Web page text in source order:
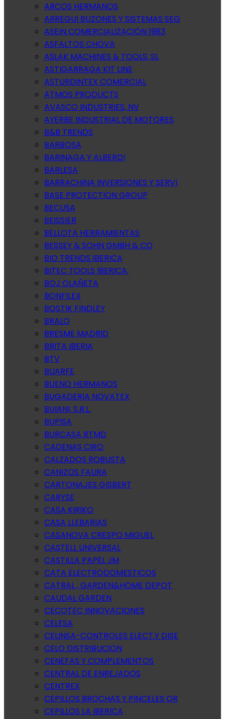
ARCOS HERMANOS
ARREGUI BUZONES Y SISTEMAS SEG
ASEIN COMERCIALIZACIÓN 1983
ASFALTOS CHOVA
ASLAK MACHINES & TOOLS, SL
ASTIGARRAGA KIT LINE
ASTURDINTEX COMERCIAL
ATMOS PRODUCTS
AVASCO INDUSTRIES, NV
AYERBE INDUSTRIAL DE MOTORES
B&B TRENDS
BARBOSA
BARINAGA Y ALBERDI
BARLESA
BARRACHINA INVERSIONES Y SERVI
BASE PROTECTION GROUP
BECUSA
BEISSIER
BELLOTA HERRAMIENTAS
BESSEY & SOHN GMBH & CO
BIO TRENDS IBERICA
BITEC TOOLS IBERICA.
BOJ OLAÑETA
BONFILEX
BOSTIK FINDLEY
BRALO
BRESME MADRID
BRITA IBERIA
BTV
BUARFE
BUENO HERMANOS
BUGADERIA NOVATEX
BUIANI, S.R.L.
BUPISA
BURCASA RTMD
CADENAS CIRO
CALZADOS ROBUSTA
CANIZOS FAURA
CARTONAJES GISBERT
CARYSE
CASA KIRIKO
CASA LLEBARIAS
CASANOVA CRESPO MIGUEL
CASTELL UNIVERSAL
CASTILLA PAPEL JM
CATA ELECTRODOMESTICOS
CATRAL , GARDEN&HOME DEPOT
CAUDAL GARDEN
CECOTEC INNOVACIONES
CELESA
CELINSA-CONTROLES ELECT.Y DISE
CELO DISTRIBUCION
CENEFAS Y COMPLEMENTOS
CENTRAL DE ENREJADOS
CENTREX
CEPILLOS BROCHAS Y PINCELES OR
CEPILLOS LA IBERICA